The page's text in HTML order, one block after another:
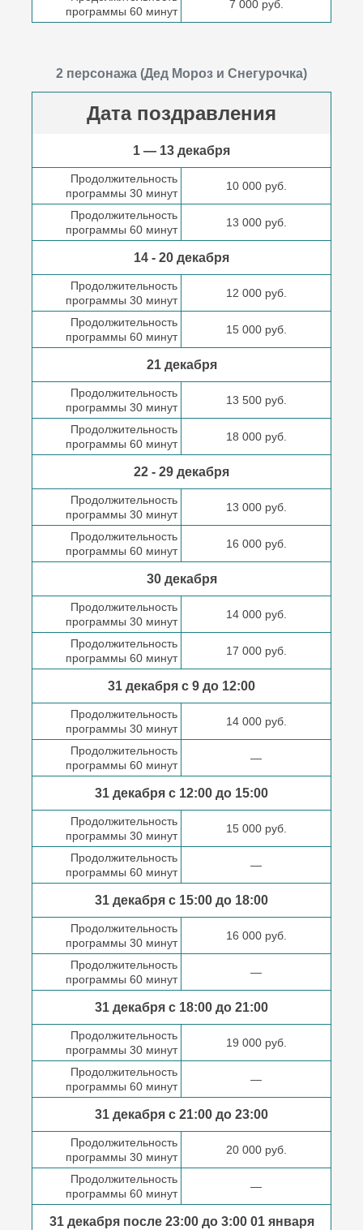
программы 60 минут
7 000 руб.
2 персонажа (Дед Мороз и Снегурочка)
Дата поздравления
1 — 13 декабря
Продолжительность
программы 30 минут
10 000 руб.
Продолжительность
программы 60 минут
13 000 руб.
14 - 20 декабря
Продолжительность
программы 30 минут
12 000 руб.
Продолжительность
программы 60 минут
15 000 руб.
21 декабря
Продолжительность
программы 30 минут
13 500 руб.
Продолжительность
программы 60 минут
18 000 руб.
22 - 29 декабря
Продолжительность
программы 30 минут
13 000 руб.
Продолжительность
программы 60 минут
16 000 руб.
30 декабря
Продолжительность
программы 30 минут
14 000 руб.
Продолжительность
программы 60 минут
17 000 руб.
31 декабря с 9 до 12:00
Продолжительность
программы 30 минут
14 000 руб.
Продолжительность
программы 60 минут
—
31 декабря с 12:00 до 15:00
Продолжительность
программы 30 минут
15 000 руб.
Продолжительность
программы 60 минут
—
31 декабря с 15:00 до 18:00
Продолжительность
программы 30 минут
16 000 руб.
Продолжительность
программы 60 минут
—
31 декабря с 18:00 до 21:00
Продолжительность
программы 30 минут
19 000 руб.
Продолжительность
программы 60 минут
—
31 декабря с 21:00 до 23:00
Продолжительность
программы 30 минут
20 000 руб.
Продолжительность
программы 60 минут
—
31 декабря после23:00 до 3:0001 января